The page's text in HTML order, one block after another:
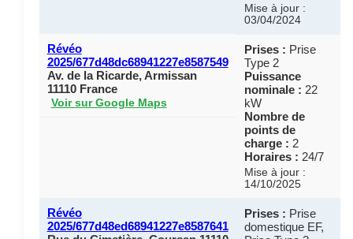
Mise à jour :
03/04/2024
Révéo
2025/677d48dc68941227e8587549
Av. de la Ricarde, Armissan
11110 France
Voir sur Google Maps
Prises : Prise
Type 2
Puissance
nominale : 22
kW
Nombre de
points de
charge : 2
Horaires : 24/7
Mise à jour :
14/10/2025
Révéo
2025/677d48ed68941227e8587641
Prises : Prise
domestique EF,